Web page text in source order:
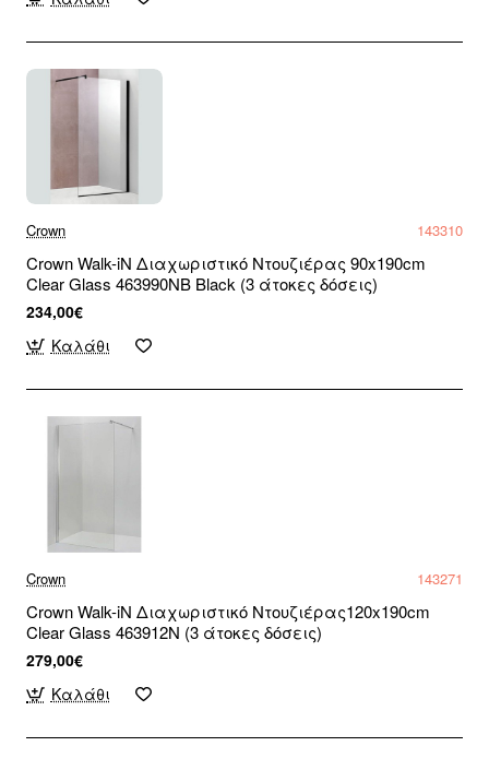
Crown 143310
Crown Walk-iN Διαχωριστικό Ντουζιέρας 90x190cm
Clear Glass 463990NB Black (3 άτοκες δόσεις)
234,00€
Καλάθι
Crown 143271
Crown Walk-iN Διαχωριστικό Ντουζιέρας120x190cm
Clear Glass 463912N (3 άτοκες δόσεις)
279,00€
Καλάθι